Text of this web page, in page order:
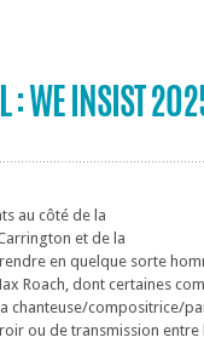
: WE INSIST
au côté de la
et de la
en quelque sorte
Roach, dont certaines
chanteuse/compositrice/
ou de transmission